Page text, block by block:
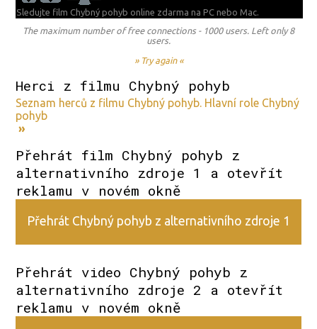
Sledujte film Chybný pohyb online zdarma naPC nebo Mac.
The maximum number of free connections - 1000 users. Left only 8
users.
» Try again «
Herci z filmu Chybný pohyb
Seznam herců z filmu Chybný pohyb. Hlavní role Chybný
pohyb
»
Přehrát film Chybný pohyb z
alternativního zdroje 1 a otevřít
reklamu v novém okně
Přehrát Chybný pohyb z alternativního zdroje 1
Přehrát video Chybný pohyb z
alternativního zdroje 2 a otevřít
reklamu v novém okně